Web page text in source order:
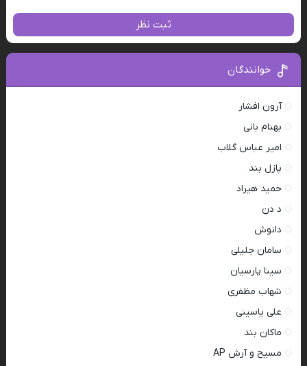
ثبت نظر
خوانندگان
آرون افشار
بهنام بانی
امیر عباس گلاب
پازل بند
حمید هیراد
د دن
دانوش
سامان جلیلی
سینا پارسیان
شهاب مظفری
علی یاسینی
ماکان بند
مسیح و آرش AP